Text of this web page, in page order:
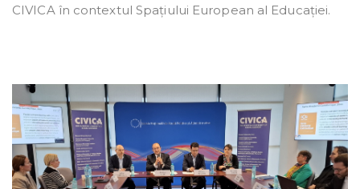
CIVICA în contextul Spațiului European al Educației.